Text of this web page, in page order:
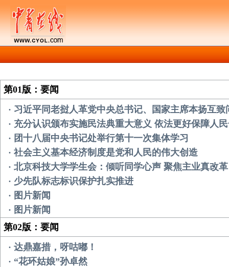
第01版：要闻
· 习近平同老挝人革党中央总书记、国家主席本扬互致
· 充分认识颁布实施民法典重大意义 依法更好保障人
· 团十八届中央书记处举行第十一次集体学习
· 社会主义基本经济制度是党和人民的伟大创造
· 北京科技大学学生会：倾听同学心声 聚焦主业真改革
· 少先队标志标识保护扎实推进
· 图片新闻
· 图片新闻
第02版：要闻
· 达鼎嘉措，呀咕嘟！
· “花环姑娘”孙卓然